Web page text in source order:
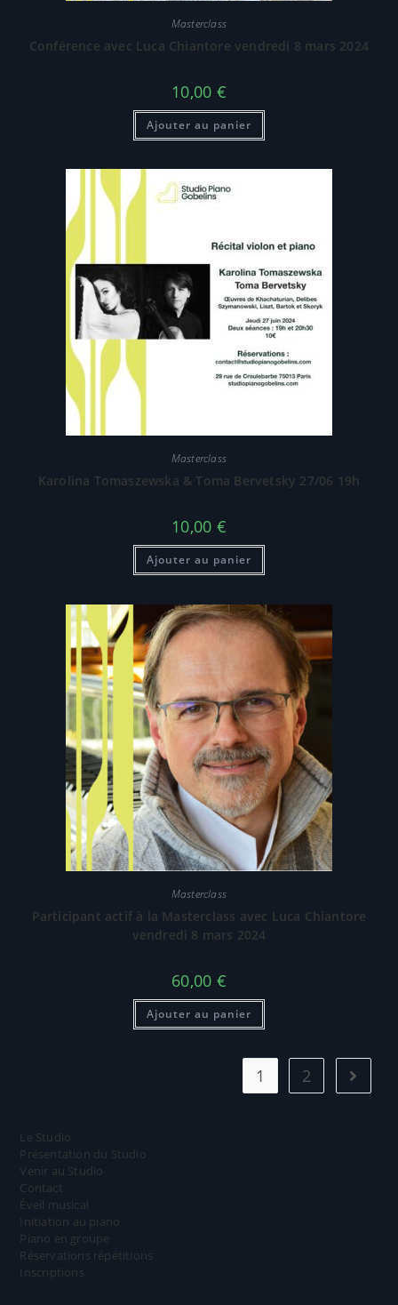
Masterclass
Conférence avec Luca Chiantore vendredi 8 mars 2024
10,00 €
Ajouter au panier
Masterclass
Karolina Tomaszewska & Toma Bervetsky 27/06 19h
10,00 €
Ajouter au panier
Masterclass
Participant actif à la Masterclass avec Luca Chiantore
vendredi 8 mars 2024
60,00 €
Ajouter au panier
1 2
Le Studio
Présentation du Studio
Venir au Studio
Contact
Éveil musical
Initiation au piano
Piano en groupe
Réservations répétitions
Inscriptions